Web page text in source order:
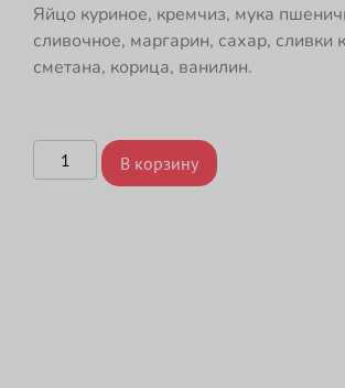
Яйцо куриное, кремчиз, мука
сливочное, маргарин, сахар, сливки
сметана, корица, ванилин.
В корзину